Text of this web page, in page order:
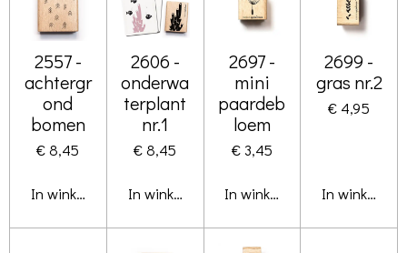
2557 -
achtergr
ond
bomen
€ 8,45
In winkelwagen
2606 -
onderwa
terplant
nr.1
€ 8,45
In winkelwagen
2697 -
mini
paardeb
loem
€ 3,45
In winkelwagen
2699 -
gras nr.2
€ 4,95
In